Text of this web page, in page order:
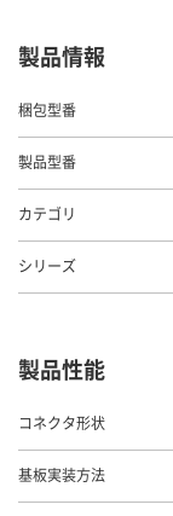
製品情報
梱包型番
製品型番
カテゴリ
シリーズ
製品性能
コネクタ形状
基板実装方法